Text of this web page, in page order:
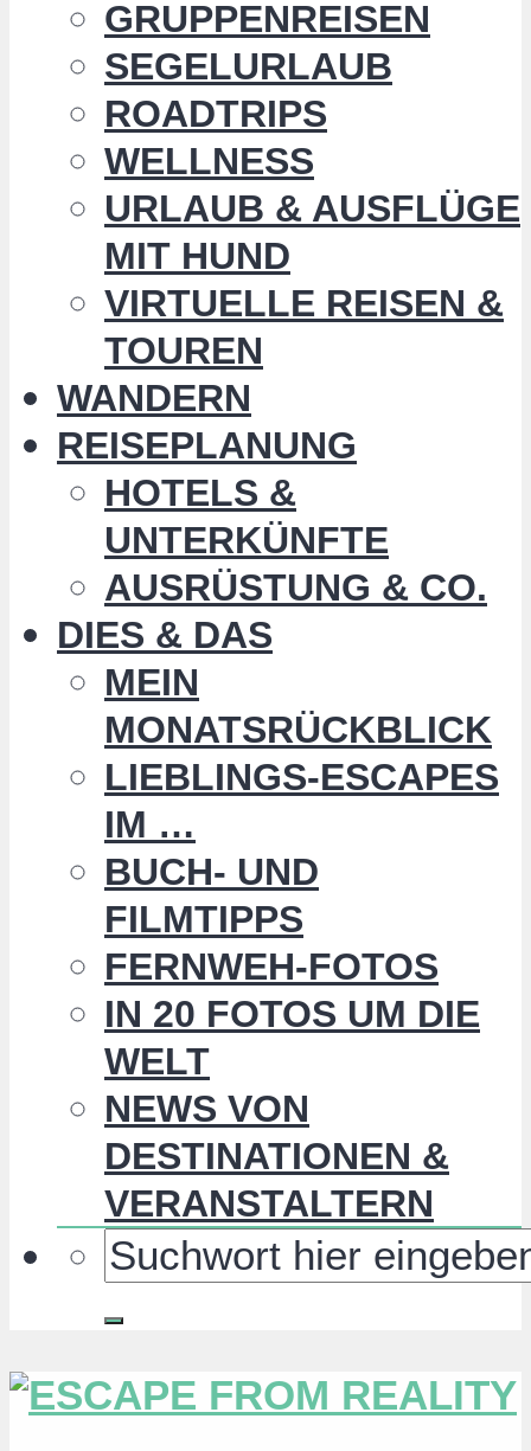
GRUPPENREISEN
SEGELURLAUB
ROADTRIPS
WELLNESS
URLAUB & AUSFLÜGE
MIT HUND
VIRTUELLE REISEN &
TOUREN
WANDERN
REISEPLANUNG
HOTELS &
UNTERKÜNFTE
AUSRÜSTUNG & CO.
DIES & DAS
MEIN
MONATSRÜCKBLICK
LIEBLINGS-ESCAPES
IM …
BUCH- UND
FILMTIPPS
FERNWEH-FOTOS
IN 20 FOTOS UM DIE
WELT
NEWS VON
DESTINATIONEN &
VERANSTALTERN